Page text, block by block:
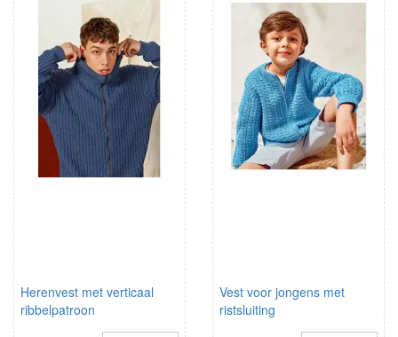
Herenvest met verticaal
ribbelpatroon
Vest voor jongens met
ristsluiting